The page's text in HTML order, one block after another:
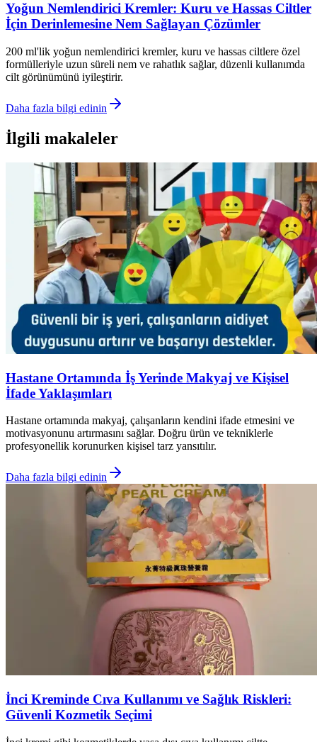
Yoğun Nemlendirici Kremler: Kuru ve Hassas Ciltler
İçin Derinlemesine Nem Sağlayan Çözümler
200 ml'lik yoğun nemlendirici kremler, kuru ve hassas ciltlere özel
formülleriyle uzun süreli nem ve rahatlık sağlar, düzenli kullanımda
cilt görünümünü iyileştirir.
Daha fazla bilgi edinin
İlgili makaleler
Hastane Ortamında İş Yerinde Makyaj ve Kişisel
İfade Yaklaşımları
Hastane ortamında makyaj, çalışanların kendini ifade etmesini ve
motivasyonunu artırmasını sağlar. Doğru ürün ve tekniklerle
profesyonellik korunurken kişisel tarz yansıtılır.
Daha fazla bilgi edinin
İnci Kreminde Cıva Kullanımı ve Sağlık Riskleri:
Güvenli Kozmetik Seçimi